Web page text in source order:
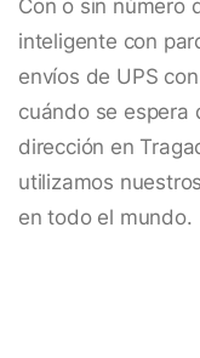
Con o sin número
inteligente con
envíos de UPS
cuándo se espera
dirección en
utilizamos
en todo el mundo.